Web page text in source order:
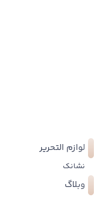
لوازم التحریر
نشانک
وبلاگ